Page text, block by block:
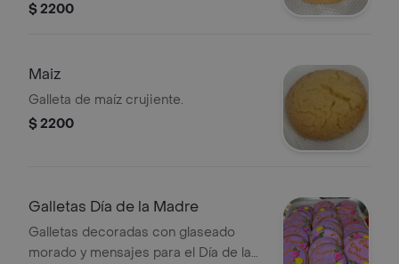
$ 2200
Maiz
Galleta de maíz crujiente.
$ 2200
Galletas Día de la Madre
Galletas decoradas con glaseado
morado y mensajes para el Día de la